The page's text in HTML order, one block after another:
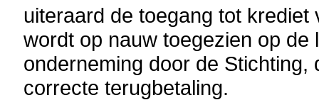
uiteraard de toegang tot
wordt op nauw toegezien op
onderneming door de
correcte terugbetaling.